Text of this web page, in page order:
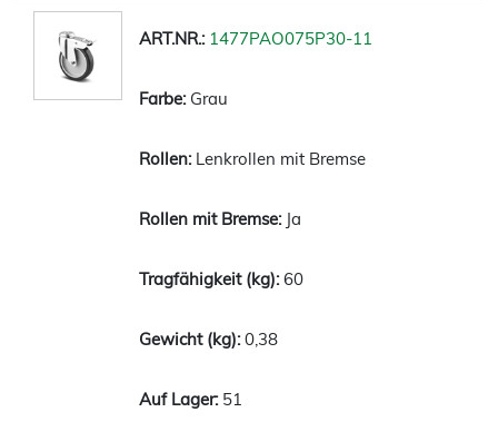
1477PAO075P30-11
Grau
Lenkrollen mit Bremse
Ja
60
0,38
51